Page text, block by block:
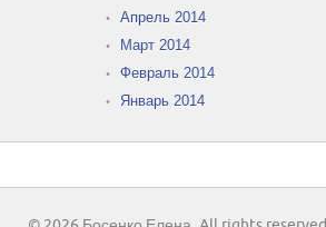
Апрель 2014
Март 2014
Февраль 2014
Январь 2014